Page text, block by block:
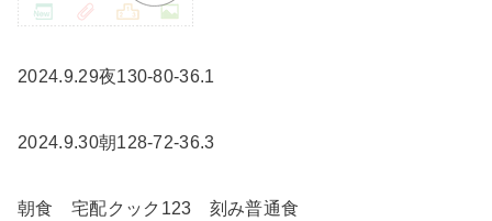
2024.9.29夜130-80-36.1
2024.9.30朝128-72-36.3
朝食 宅配クック123 刻み普通食